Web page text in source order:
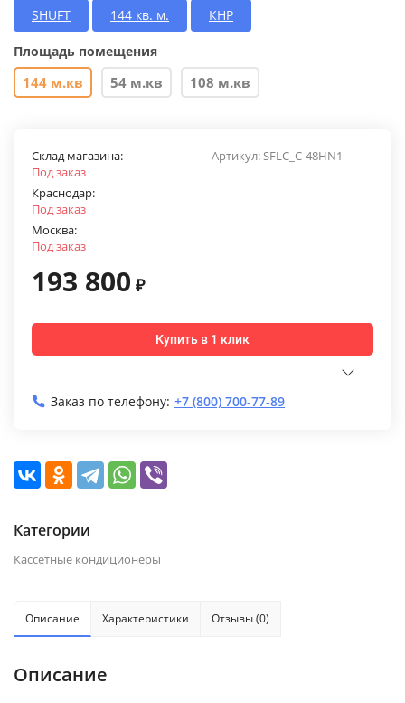
SHUFT 144 кв. м. КНР
Площадь помещения
144 м.кв 54 м.кв 108 м.кв
Артикул: SFLC_C-48HN1
Склад магазина:
Под заказ
Краснодар:
Под заказ
Москва:
Под заказ
193 800 ₽
Купить в 1 клик
Заказ по телефону: +7 (800) 700-77-89
Категории
Кассетные кондиционеры
Описание Характеристики Отзывы (0)
Описание